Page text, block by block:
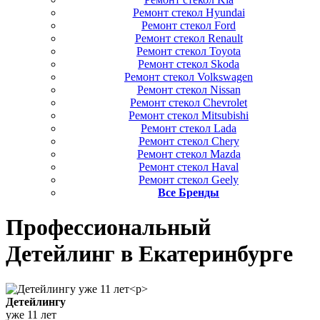
Ремонт стекол Hyundai
Ремонт стекол Ford
Ремонт стекол Renault
Ремонт стекол Toyota
Ремонт стекол Skoda
Ремонт стекол Volkswagen
Ремонт стекол Nissan
Ремонт стекол Chevrolet
Ремонт стекол Mitsubishi
Ремонт стекол Lada
Ремонт стекол Chery
Ремонт стекол Mazda
Ремонт стекол Haval
Ремонт стекол Geely
Все Бренды
Профессиональный
Детейлинг в Екатеринбурге
Детейлингу
уже 11 лет